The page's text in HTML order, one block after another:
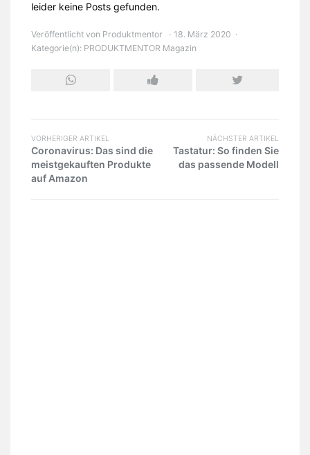
leider keine Posts gefunden.
Veröffentlicht von Produktmentor
18. März 2020
Kategorie(n): PRODUKTMENTOR Magazin
VORHERIGER ARTIKEL
Coronavirus: Das sind die
meistgekauften Produkte
auf Amazon
NÄCHSTER ARTIKEL
Tastatur: So finden Sie
das passende Modell